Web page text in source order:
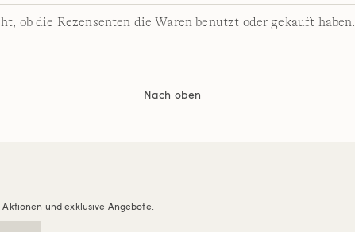
ob die Rezensenten die Waren benutzt oder gekauft haben.
Nach oben
und exklusive Angebote.